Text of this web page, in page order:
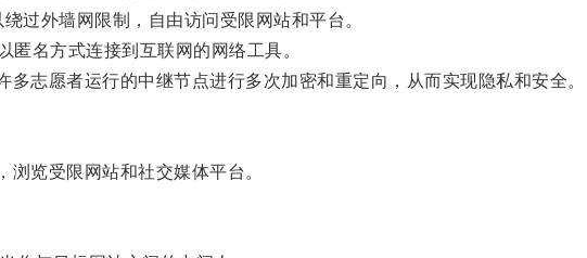
外墙网限制，自由访问受限网站和平台。
名方式连接到互联网的网络工具。
志愿者运行的中继节点进行多次加密和重定向，从而实现隐私和安全。
览受限网站和社交媒体平台。